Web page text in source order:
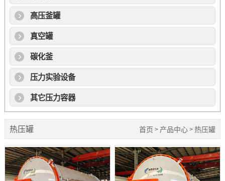
高压釜罐
真空罐
碳化釜
压力实验设备
其它压力容器
热压罐 首页 > 产品中心 >热压罐